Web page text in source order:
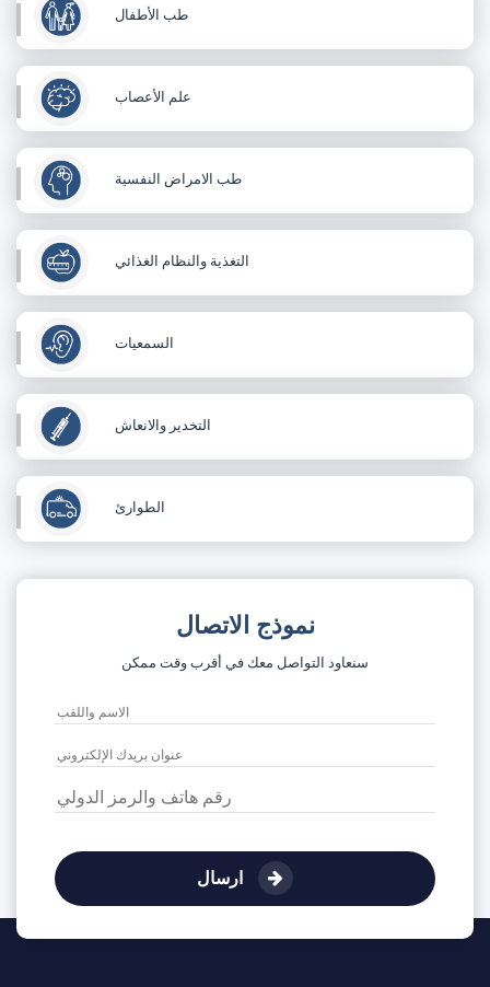
طب الأطفال
علم الأعصاب
طب الامراض النفسية
التغذية والنظام الغذائي
السمعيات
التخدير والانعاش
الطوارئ
نموذج الاتصال
سنعاود التواصل معك في أقرب وقت ممكن